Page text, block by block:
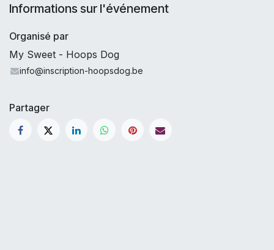
Informations sur l'événement
Organisé par
My Sweet - Hoops Dog
info@inscription-hoopsdog.be
Partager